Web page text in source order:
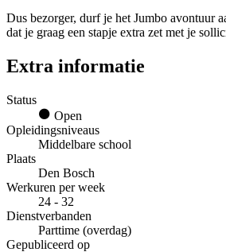
Dus bezorger, durf je het Jumbo avontuur
dat je graag een stapje extra zet met je
Extra informatie
Status
Open
Opleidingsniveaus
Middelbare school
Plaats
Den Bosch
Werkuren per week
24 - 32
Dienstverbanden
Parttime (overdag)
Gepubliceerd op